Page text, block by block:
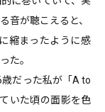
音が聴こえると、
縮まったように感
た。
だった私が「A to
いた頃の面影を色